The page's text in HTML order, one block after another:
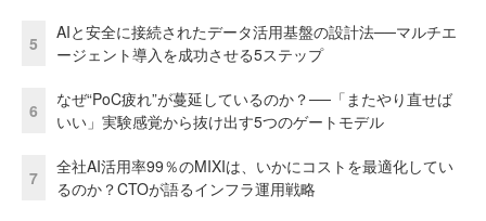
5
AIと安全に接続されたデータ活用基盤の設計法──マルチエ
ージェント導入を成功させる5ステップ
6
なぜ“PoC疲れ”が蔓延しているのか？──「またやり直せば
いい」実験感覚から抜け出す5つのゲートモデル
7
全社AI活用率99％のMIXIは、いかにコストを最適化してい
るのか？CTOが語るインフラ運用戦略